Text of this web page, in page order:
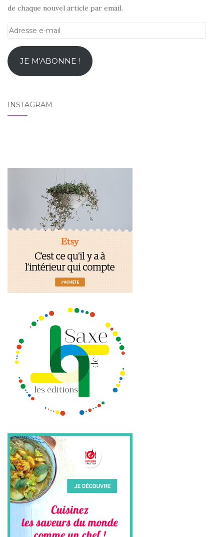
de chaque nouvel article par email.
Adresse
mailJE M'ABONNE !
INSTAGRAM